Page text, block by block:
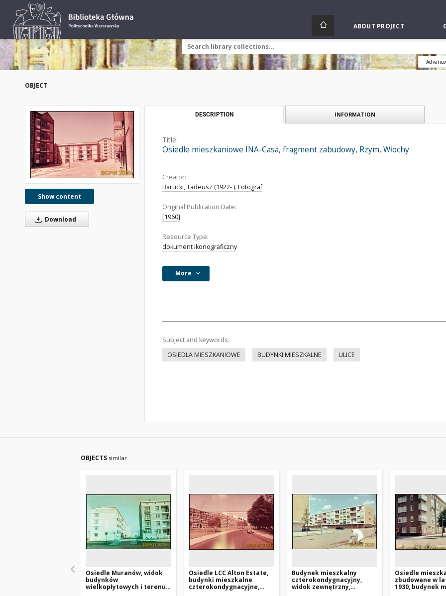
ABOUT PROJECT
OBJECT
Show content
Download
DESCRIPTION INFORMATION
Title:
Osiedle mieszkaniowe INA-Casa, fragment zabudowy, Rzym, Włochy
Creator:
Barucki, Tadeusz (1922- ). Fotograf
Original Publication Date:
[1960]
Resource Type:
dokument ikonograficzny
More
Subject and keywords:
OSIEDLA MIESZKANIOWE
BUDYNKI MIESZKALNE ULICE
OBJECTS similar
Osiedle Muranów, widok
budynków
wielkopłytowych i terenu
Osiedle LCC Alton Estate,
budynki mieszkalne
czterokondygnacyjne,
Budynek mieszkalny
czterokondygnacyjny,
widok zewnętrzny,
Osiedle
zbudowane w
1930, budynek